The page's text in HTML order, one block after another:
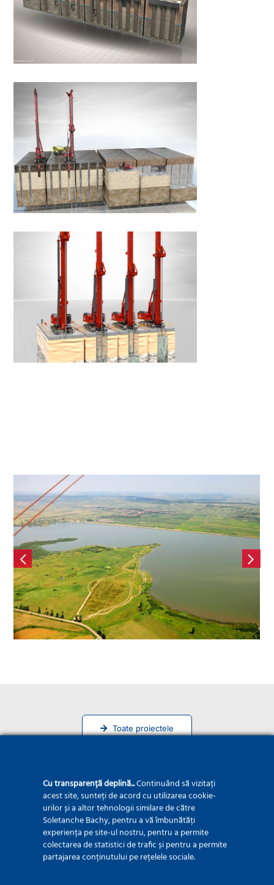
FORAȚI
SPRIJINIRE DE TIP
BERLINEZ
PERETE DSM
Baraj de acumulare Vârșolț
Toate proiectele
Cu transparență deplină...Continuând să vizitați
acest site, sunteți de acord cu utilizarea cookie-
urilor și a altor tehnologii similare de către
Soletanche Bachy, pentru a vă îmbunătăți
experiența pe site-ul nostru, pentru a permite
colectarea de statistici de trafic și pentru a permite
partajarea conținutului pe rețelele sociale.